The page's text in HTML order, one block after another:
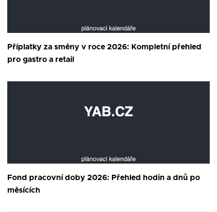
Příplatky za směny v roce 2026: Kompletní přehled
pro gastro a retail
Fond pracovní doby 2026: Přehled hodin a dnů po
měsících